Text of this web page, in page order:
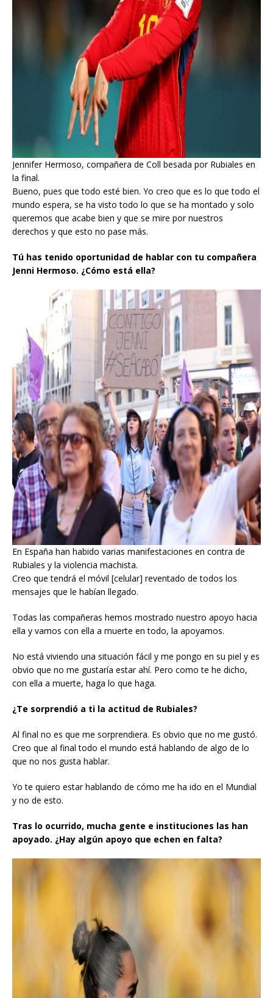
Jennifer Hermoso, compañera de Coll besada por Rubiales en
la final.
Bueno, pues que todo esté bien. Yo creo que es lo que todo el
mundo espera, se ha visto todo lo que se ha montado y solo
queremos que acabe bien y que se mire por nuestros
derechos y que esto no pase más.
Tú has tenido oportunidad de hablar con tu compañera
Jenni Hermoso. ¿Cómo está ella?
En España han habido varias manifestaciones en contra de
Rubiales y la violencia machista.
Creo que tendrá el móvil [celular] reventado de todos los
mensajes que le habían llegado.
Todas las compañeras hemos mostrado nuestro apoyo hacia
ella y vamos con ella a muerte en todo, la apoyamos.
No está viviendo una situación fácil y me pongo en su piel y es
obvio que no me gustaría estar ahí. Pero como te he dicho,
con ella a muerte, haga lo que haga.
¿Te sorprendió a ti la actitud de Rubiales?
Al final no es que me sorprendiera. Es obvio que no me gustó.
Creo que al final todo el mundo está hablando de algo de lo
que no nos gusta hablar.
Yo te quiero estar hablando de cómo me ha ido en el Mundial
y no de esto.
Tras lo ocurrido, mucha gente e instituciones las han
apoyado. ¿Hay algún apoyo que echen en falta?